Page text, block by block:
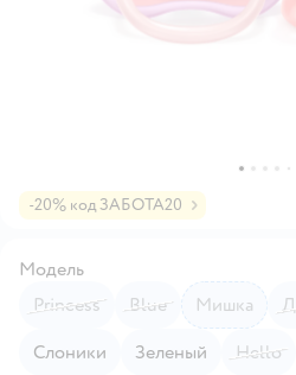
-20% код ЗАБОТА20
Модель
Princess
Blue Мишка
Слоники
Зеленый Hello